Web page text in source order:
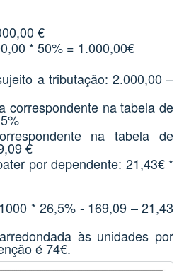
€
* 50% = 1.000,00€
a tributação: 2.000,00 –
correspondente na tabela de
na tabela de
€
por dependente: 21,43€ *
* 26,5% - 169,09 – 21,43
às unidades por
é 74€.